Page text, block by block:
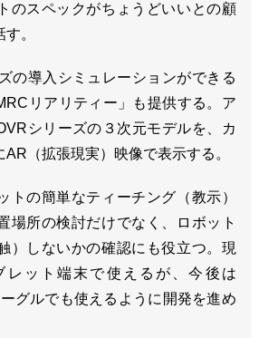
のスペックがちょうどいいとの顧
。
の導入シミュレーションができる
リアリティー」も提供する。ア
シリーズの３次元モデルを、カ
AR（拡張現実）映像で表示する。
の簡単なティーチング（教示）
場所の検討だけでなく、ロボット
）しないかの確認にも役立つ。現
レット端末で使えるが、今後は
グルでも使えるように開発を進め